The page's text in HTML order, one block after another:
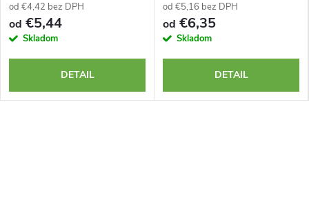
od €4,42 bez DPH
od €5,44
Skladom
DETAIL
od €5,16 bez DPH
od €6,35
Skladom
DETAIL